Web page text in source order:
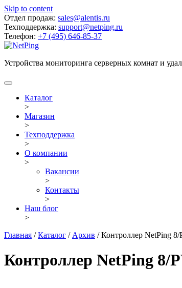
Skip to content
Отдел продаж: sales@alentis.ru
Техподдержка: support@netping.ru
Телефон: +7 (495) 646-85-37
Устройства мониторинга серверных комнат и
Каталог
>
Магазин
>
Техподдержка
>
О компании
>
Вакансии
>
Контакты
>
Наш блог
>
Главная /Каталог / Архив /Контроллер NetPing
Контроллер NetPing 8/